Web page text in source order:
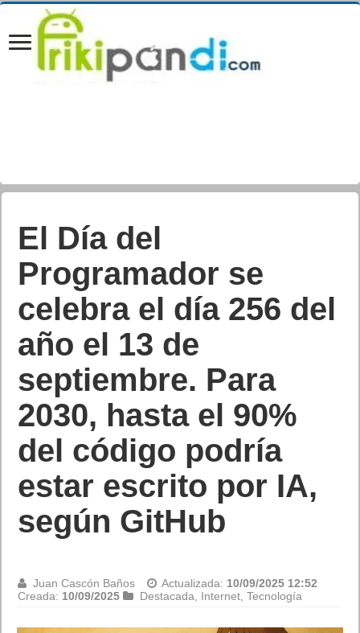
El Día del
Programador se
celebra el día 256 del
año el 13 de
septiembre. Para
2030, hasta el 90%
del código podría
estar escrito por IA,
según GitHub
Juan Cascón Baños Actualizada: 10/09/2025 12:52
Creada: 10/09/2025 Destacada Internet ,Tecnología